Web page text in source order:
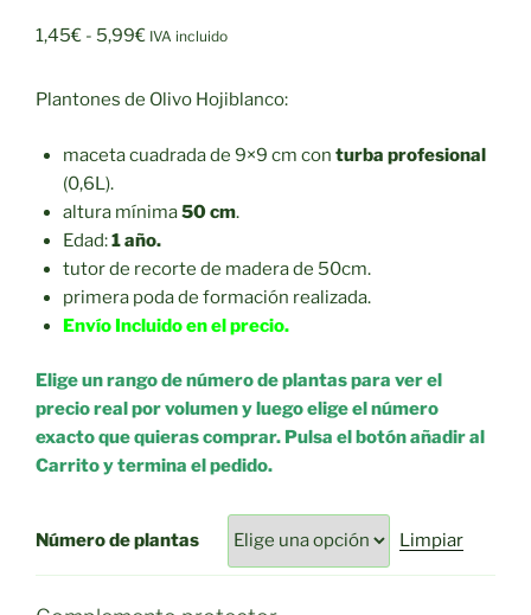
1,45€ - 5,99€Rango
precios:
1,45€
5,99€
IVA incluido
Plantones de Olivo Hojiblanco:
maceta cuadrada de 9×9 cm con turba profesional
(0,6L).
altura mínima50 cm.
Edad:1 año.
tutor de recorte de madera de 50cm.
primera poda de formación realizada.
Envío Incluido en el precio.
Elige un rango de número de plantas para ver el
precio real por volumen y luego elige el número
exacto que quieras comprar. Pulsa el botón añadir al
Carrito y termina el pedido.
Número de plantas Limpiar